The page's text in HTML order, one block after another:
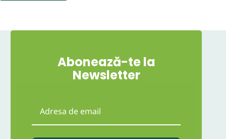
Abonează-te la
Newsletter